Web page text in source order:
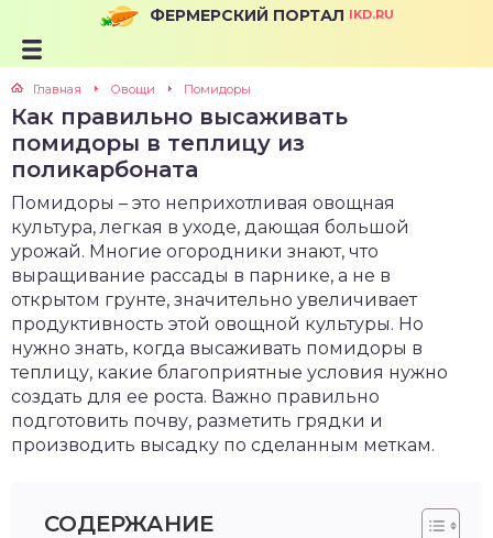
ФЕРМЕРСКИЙ ПОРТАЛ IKD.RU
Главная Овощи Помидоры
Как правильно высаживать
помидоры в теплицу из
поликарбоната
Помидоры – это неприхотливая овощная
культура, легкая в уходе, дающая большой
урожай. Многие огородники знают, что
выращивание рассады в парнике, а не в
открытом грунте, значительно увеличивает
продуктивность этой овощной культуры. Но
нужно знать, когда высаживать помидоры в
теплицу, какие благоприятные условия нужно
создать для ее роста. Важно правильно
подготовить почву, разметить грядки и
производить высадку по сделанным меткам.
СОДЕРЖАНИЕ